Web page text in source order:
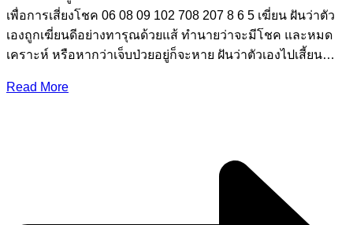
เพื่อการเสี่ยงโชค 06 08 09 102 708 207 8 6 5 เฆี่ยน ฝันว่าตัว
เองถูกเฆี่ยนดีอย่างทารุณด้วยแส้ ทํานายว่าจะมีโชค และหมด
เคราะห์ หรือหากว่าเจ็บป่วยอยู่ก็จะหาย ฝันว่าตัวเองไปเสี้ยน…
Read More